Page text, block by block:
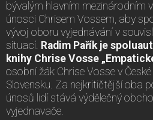
bývalým hlavním mezinárodním
únosci Chrisem Vossem, aby
vývoj oboru vyjednávání v
situací. Radim Pařík je
knihy Chrise Vosse
osobní žák Chrise Vosse v
Slovensku. Za nejkritičtější oba
únosů lidí stává výdělečný
vyjednavače.